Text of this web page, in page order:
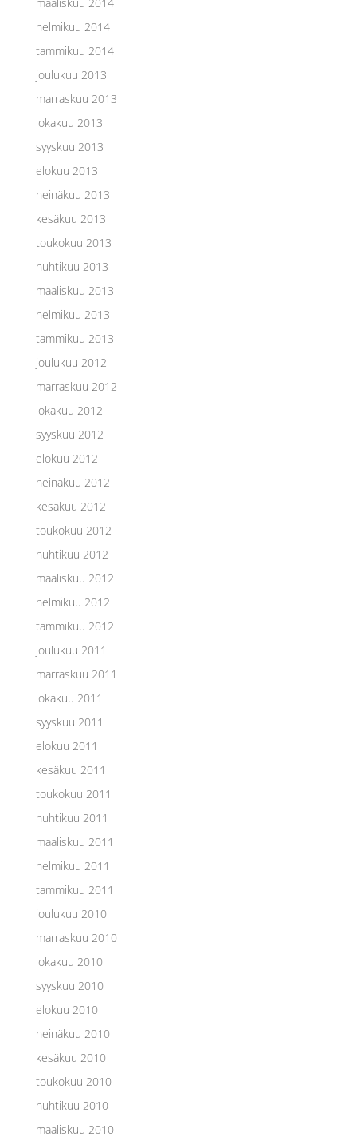
helmikuu 2014
tammikuu 2014
joulukuu 2013
marraskuu 2013
lokakuu 2013
syyskuu 2013
elokuu 2013
heinäkuu 2013
kesäkuu 2013
toukokuu 2013
huhtikuu 2013
maaliskuu 2013
helmikuu 2013
tammikuu 2013
joulukuu 2012
marraskuu 2012
lokakuu 2012
syyskuu 2012
elokuu 2012
heinäkuu 2012
kesäkuu 2012
toukokuu 2012
huhtikuu 2012
maaliskuu 2012
helmikuu 2012
tammikuu 2012
joulukuu 2011
marraskuu 2011
lokakuu 2011
syyskuu 2011
elokuu 2011
kesäkuu 2011
toukokuu 2011
huhtikuu 2011
maaliskuu 2011
helmikuu 2011
tammikuu 2011
joulukuu 2010
marraskuu 2010
lokakuu 2010
syyskuu 2010
elokuu 2010
heinäkuu 2010
kesäkuu 2010
toukokuu 2010
huhtikuu 2010
maaliskuu 2010